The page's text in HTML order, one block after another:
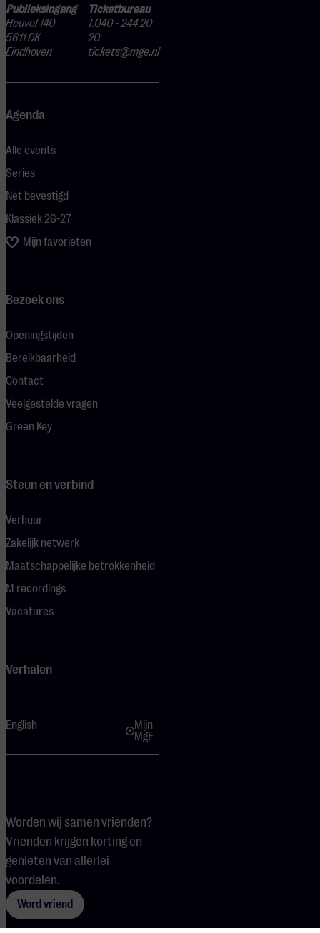
Publieksingang
Heuvel 140
5611 DK
Eindhoven
Ticketbureau
T.040 - 244 20
20
tickets@mge.nl
Agenda
Alle events
Series
Net bevestigd
Klassiek 26-27
Mijn favorieten
Bezoek ons
Openingstijden
Bereikbaarheid
Contact
Veelgestelde vragen
Green Key
Steun en verbind
Verhuur
Zakelijk netwerk
Maatschappelijke betrokkenheid
M recordings
Vacatures
Verhalen
English
Mijn
MgE
Worden wij samen vrienden?
Vrienden krijgen korting en
genieten van allerlei
voordelen.
Word vriend